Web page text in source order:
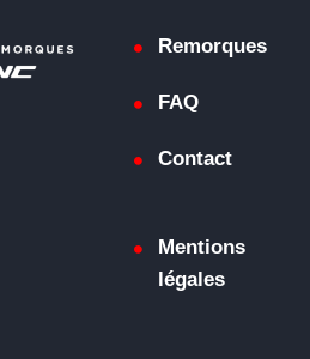
Remorques
FAQ
Contact
Mentions
légales